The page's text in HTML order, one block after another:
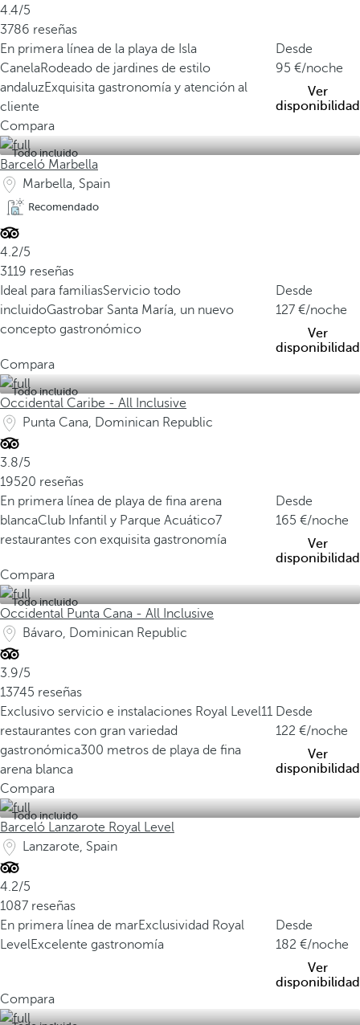
4.4/5
3786 reseñas
En primera línea de la playa de Isla
CanelaRodeado de jardines de estilo
andaluzExquisita gastronomía y atención al
cliente
Desde
95
/noche
Ver
disponibilidad
Compara
Todo incluido
Barceló Marbella
Marbella, Spain
Recomendado
4.2/5
3119 reseñas
Ideal para familiasServicio todo
incluidoGastrobar Santa María, un nuevo
concepto gastronómico
Desde
127
/noche
Ver
disponibilidad
Compara
Todo incluido
Occidental Caribe - All Inclusive
Punta Cana, Dominican Republic
3.8/5
19520 reseñas
En primera línea de playa de fina arena
blancaClub Infantil y Parque Acuático7
restaurantes con exquisita gastronomía
Desde
165
/noche
Ver
disponibilidad
Compara
Todo incluido
Occidental Punta Cana - All Inclusive
Bávaro, Dominican Republic
3.9/5
13745 reseñas
Exclusivo servicio e instalaciones Royal Level11
restaurantes con gran variedad
gastronómica300 metros de playa de fina
arena blanca
Desde
122
/noche
Ver
disponibilidad
Compara
Todo incluido
Barceló Lanzarote Royal Level
Lanzarote, Spain
4.2/5
1087 reseñas
En primera línea de marExclusividad Royal
LevelExcelente gastronomía
Desde
182
/noche
Ver
disponibilidad
Compara